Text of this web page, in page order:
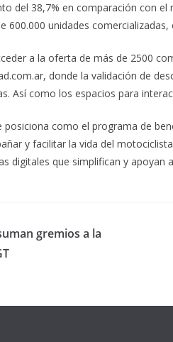
del 38,7% en comparación con
600.000 unidades
a la oferta de más de 2500
donde la validación de
Así como los espacios para
posiciona como el programa de
y facilitar la vida del
digitales que simplifican y
gremios a la